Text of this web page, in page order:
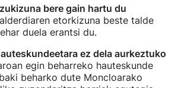
bere gain hartu du
etorkizuna beste talde
duela erantsi du.
ez dela aurkeztuko
egin beharreko hauteskunde
beharko dute Moncloarako